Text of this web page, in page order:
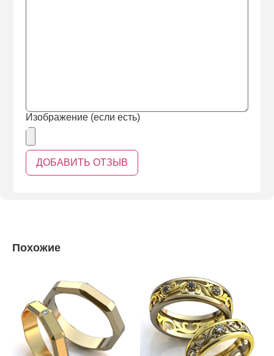
Изображение (если есть)
Похожие